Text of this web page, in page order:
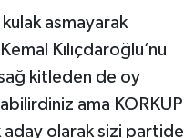
asmayarak
Kılıçdaroğlu’nu
kitleden de oy
ama KORKUP
olarak sizi partide